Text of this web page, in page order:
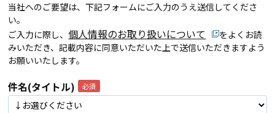
当社へのご要望は、下記フォームにご入力のうえ送信してくださ
い。
ご入力に際し、 個人情報のお取り扱いについて
をよくお読
みいただき、記載内容に同意いただいた上で送信いただきますよう
お願いいたします。
件名(タイトル)